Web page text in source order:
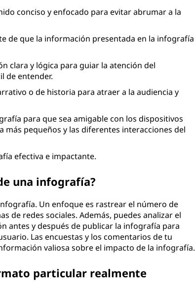
conciso y enfocado para evitar abrumar a la
de que la información presentada en la infografía
clara y lógica para guiar la atención del
de entender.
o de historia para atraer a la audiencia y
para que sea amigable con los dispositivos
pequeños y las diferentes interacciones del
efectiva e impactante.
una infografía?
Un enfoque es rastrear el número de
de redes sociales. Además, puedes analizar el
antes y después de publicar la infografía para
Las encuestas y los comentarios de tu
valiosa sobre el impacto de la infografía.
particular realmente